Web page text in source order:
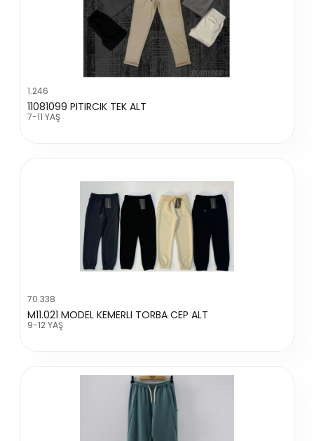
1.246
11081099 PITIRCIK TEK ALT
7-11 YAŞ
70.338
M11.021 MODEL KEMERLI TORBA CEP ALT
9-12 YAŞ